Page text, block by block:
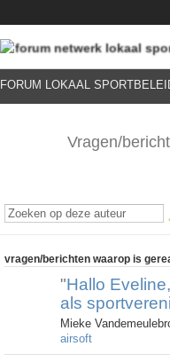
FORUM LOKAAL
Vragen/
vragen/berichten waarop is
"Hallo
als
Mieke
airsoft